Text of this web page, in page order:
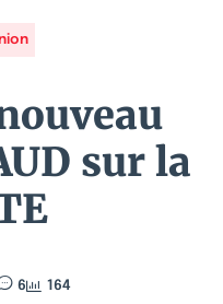
sur la
6
164